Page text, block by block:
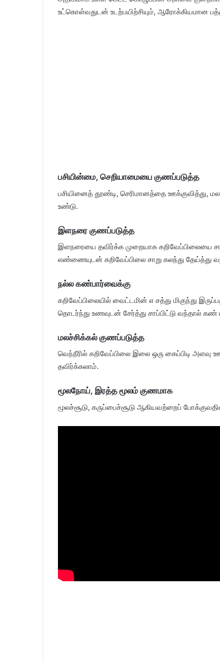
உட்கொள்வதுடன் உடற்பயிற்சியும், ஆரோக்கியமான
பசியின்மை, செறியாமையை குணப்படுத்த
பசியினைத் தூண்டி, செரிமானத்தை ஊக்குவித்து,
உண்டு.
இளநரை குணப்படுத்த
இளநரையை தவிர்க்க முறையாக கறிவேப்பிலையை
எண்ணையுடன் கறிவேப்பிலை சாறு கலந்து தேய்த்து
நல்ல கண்பார்வைக்கு
கறிவேப்பிலையில் வைட்டமின் எ சத்து மிகுந்து
தொடர்ந்து உணவுடன் சேர்த்து சாப்பிட்டு வந்தால்
மலச்சிக்கல் குணப்படுத்த
வெந்நீரில் கறிவேப்பிலை இலை ஒரு கைப்பிடி
தவிர்க்கலாம்.
மூலநோய், இரத்த மூலம் குணமாக
மூலச்சூடு, கருப்பைச்சூடு ஆகியவற்றைப்